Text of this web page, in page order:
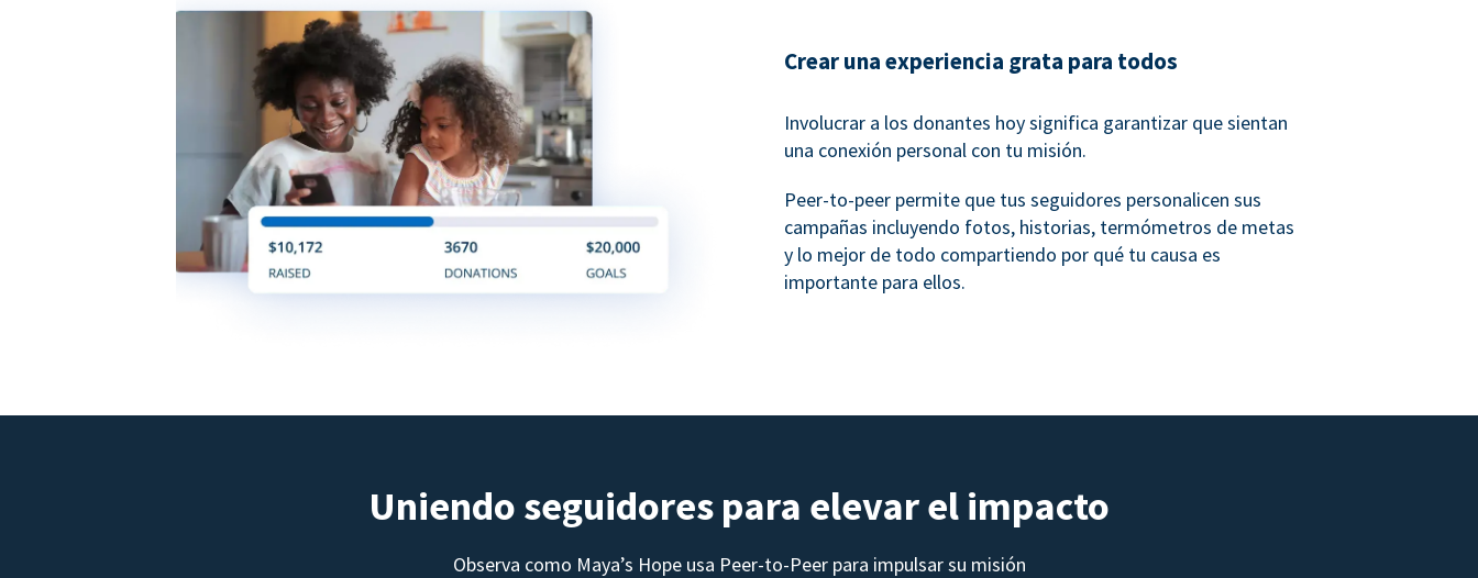
Crear una experiencia grata para todos
Involucrar a los donantes hoy significa garantizar que sientan
una conexión personal con tu misión.
Peer-to-peer permite que tus seguidores personalicen sus
campañas incluyendo fotos, historias, termómetros de metas
y lo mejor de todo compartiendo por qué tu causa es
importante para ellos.
Uniendo seguidores para elevar el impacto
Observa como Maya’s Hope usa Peer-to-Peer para impulsar su misión